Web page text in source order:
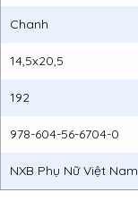
Chanh
14,5x20,5
192
978-604-56-6704-0
NXB Phụ Nữ Việt Nam